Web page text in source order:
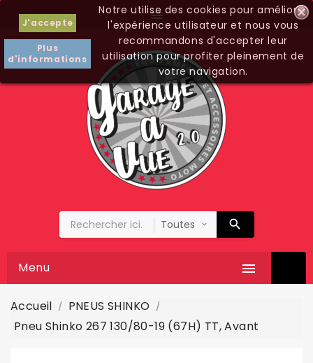

J'accepte
Plus
d'informations
Notre utilise des cookies pour améliorer
l'expérience utilisateur et nous vous
recommandons d'accepter leur
utilisation pour profiter pleinement de
votre navigation.

Menu
Accueil
PNEUS SHINKO
Pneu Shinko 267 130/80-19 (67H) TT, Avant